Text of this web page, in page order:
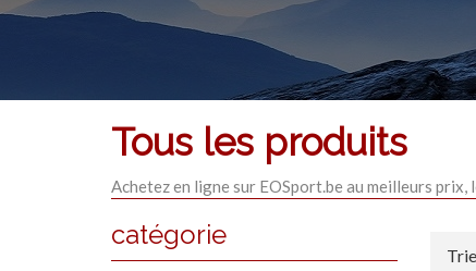
Tous les produits
Achetez en ligne sur EOSport.be au meilleurs
catégorie